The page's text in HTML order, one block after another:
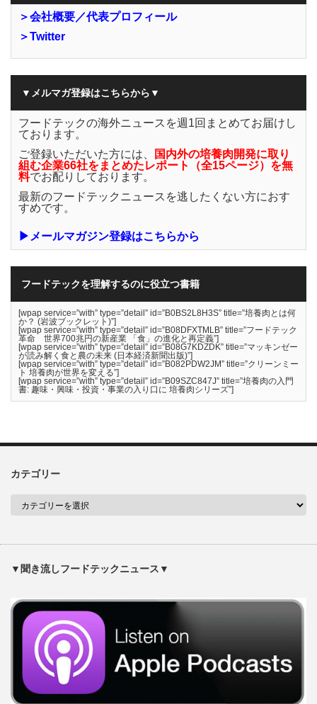
＞会社概要／代表プロフィール
＞Twitter
▼メルマガ登録はこちらから▼
フードテックの海外ニュースを週1回まとめてお届けし
ております。
ご登録いただいた方には、
国内外の培養肉開発に取り
組む企業66社をまとめたレポート（全15ページ）を無
料でお配りしております。
最新のフードテックニュースを逃したくない方におす
すめです。
▶メールマガジン登録はこちらから
フードテックを理解するのに役立つ書籍
[wpap service=”with” type=”detail” id=”B0BS2L8H3S” title=”培養肉とは何
か？ (岩波ブックレット)”]
[wpap service=”with” type=”detail” id=”B08DFXTMLB” title=”フードテック
革命 世界700兆円の新産業 「食」の進化と再定義”]
[wpap service=”with” type=”detail” id=”B08G7KDZDK” title=”マッキンゼー
が読み解く食と農の未来 (日本経済新聞出版)”]
[wpap service=”with” type=”detail” id=”B082PDW2JM” title=”クリーンミー
ト 培養肉が世界を変える”]
[wpap service=”with” type=”detail” id=”B09SZC847J” title=”培養肉の入門
書: 趣味・興味・投資・事業の入り口に 培養肉シリーズ”]
カテゴリー
▼聞き流しフードテックニュース▼